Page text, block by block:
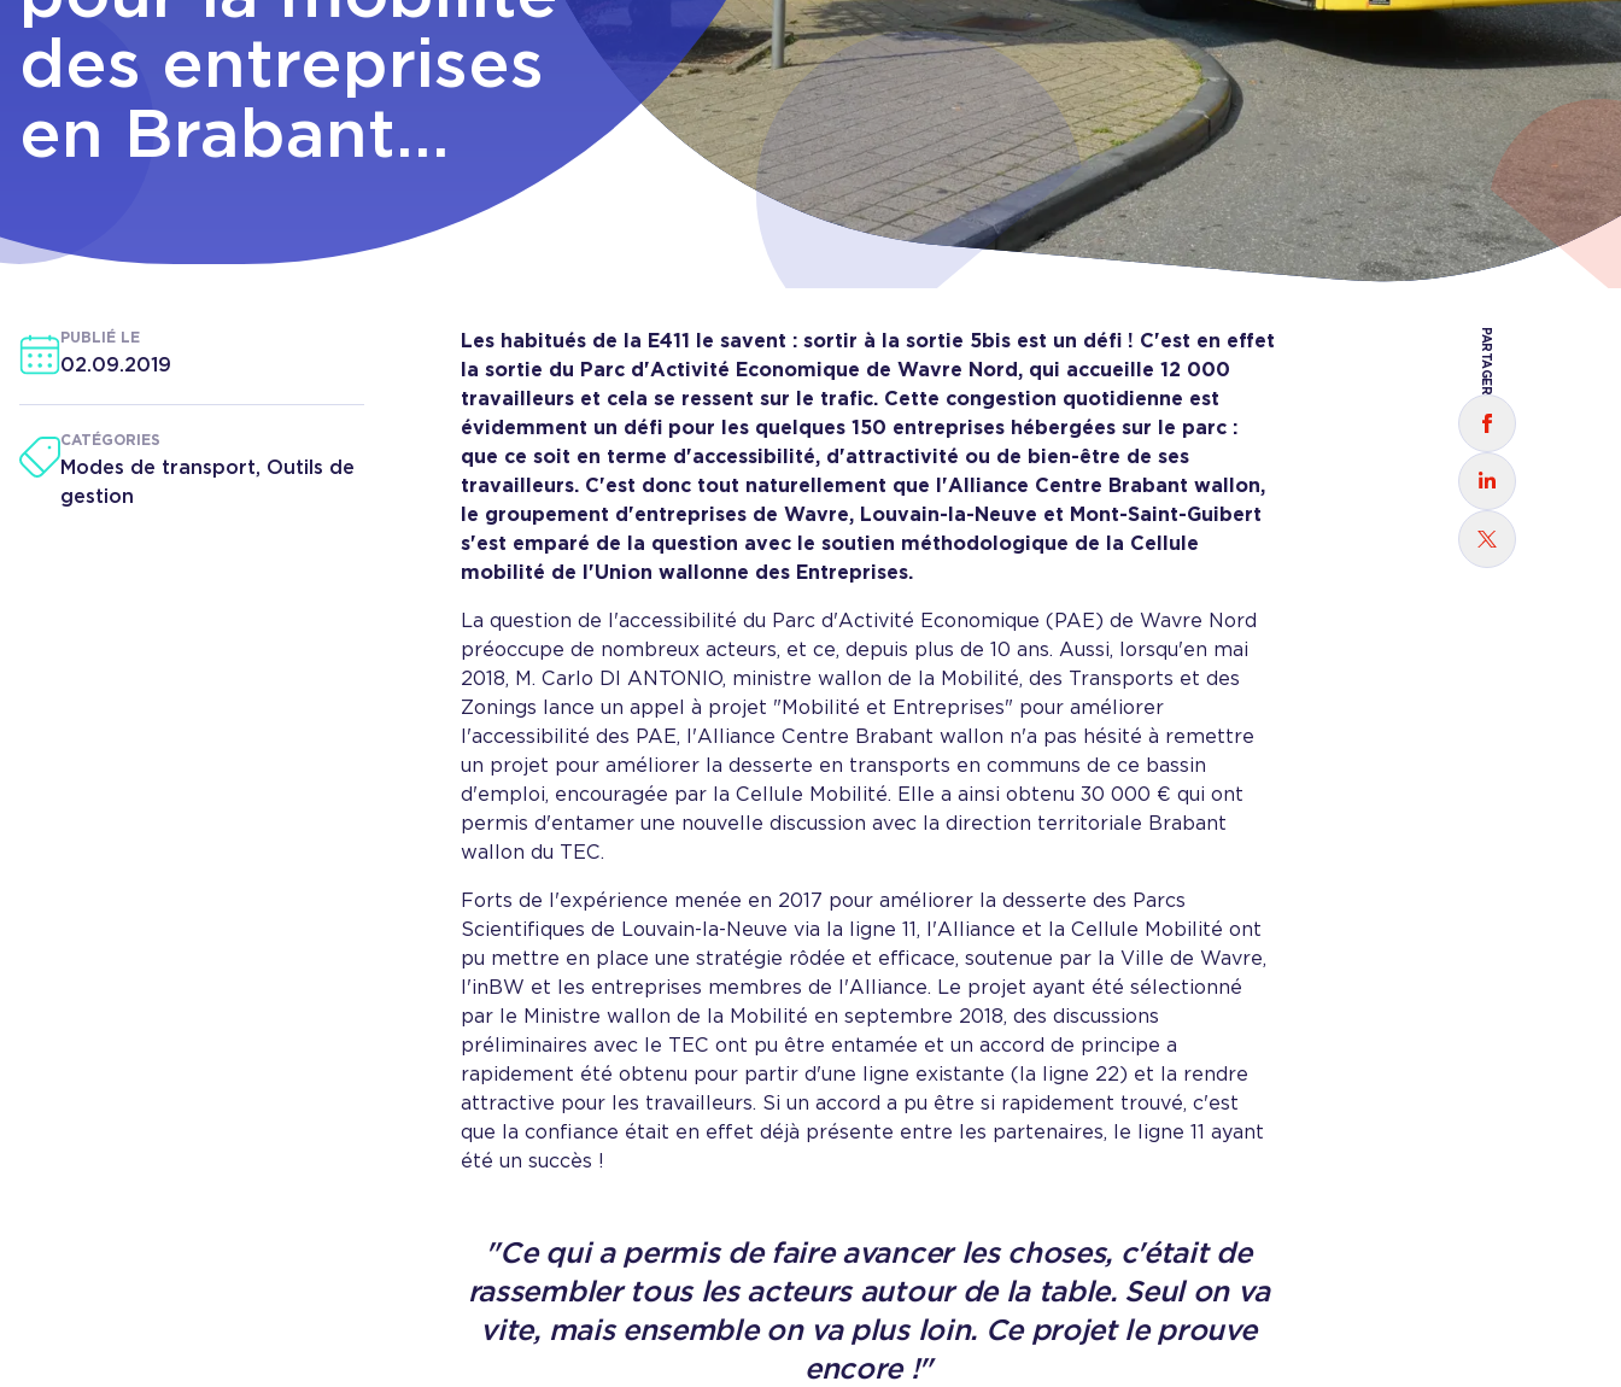
des entreprises
en Brabant
PUBLIÉ LE
02.09.2019
CATÉGORIES
Modes de transport, Outils de
gestion
Les habitués de la E411 le savent : sortir à la sortie 5bis est un défi ! C'est en effet
la sortie du Parc d'Activité Economique de Wavre Nord, qui accueille 12 000
travailleurs et cela se ressent sur le trafic. Cette congestion quotidienne est
évidemment un défi pour les quelques 150 entreprises hébergées sur le parc :
que ce soit en terme d'accessibilité, d'attractivité ou de bien-être de ses
travailleurs. C'est donc tout naturellement que l'Alliance Centre Brabant wallon,
le groupement d'entreprises de Wavre, Louvain-la-Neuve et Mont-Saint-Guibert
s'est emparé de la question avec le soutien méthodologique de la Cellule
mobilité de l'Union wallonne des Entreprises.
La question de l'accessibilité du Parc d'Activité Economique (PAE) de Wavre Nord
préoccupe de nombreux acteurs, et ce, depuis plus de 10 ans. Aussi, lorsqu'en mai
2018, M. Carlo DI ANTONIO, ministre wallon de la Mobilité, des Transports et des
Zonings lance un appel à projet "Mobilité et Entreprises" pour améliorer
l'accessibilité des PAE, l'Alliance Centre Brabant wallon n'a pas hésité à remettre
un projet pour améliorer la desserte en transports en communs de ce bassin
d'emploi, encouragée par la Cellule Mobilité. Elle a ainsi obtenu 30 000 € qui ont
permis d'entamer une nouvelle discussion avec la direction territoriale Brabant
wallon du TEC.
Forts de l'expérience menée en 2017 pour améliorer la desserte des Parcs
Scientifiques de Louvain-la-Neuve via la ligne 11, l'Alliance et la Cellule Mobilité ont
pu mettre en place une stratégie rôdée et efficace, soutenue par la Ville de Wavre,
l'inBW et les entreprises membres de l'Alliance. Le projet ayant été sélectionné
par le Ministre wallon de la Mobilité en septembre 2018, des discussions
préliminaires avec le TEC ont pu être entamée et un accord de principe a
rapidement été obtenu pour partir d'une ligne existante (la ligne 22) et la rendre
attractive pour les travailleurs. Si un accord a pu être si rapidement trouvé, c'est
que la confiance était en effet déjà présente entre les partenaires, le ligne 11 ayant
été un succès !
"Ce qui a permis de faire avancer les choses, c'était de
rassembler tous les acteurs autour de la table. Seul on va
vite, mais ensemble on va plus loin. Ce projet le prouve
encore !"
PARTAGER
Partager sur
Partager sur
Partager sur